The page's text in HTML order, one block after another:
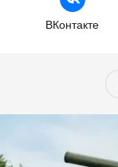
ВКонтакте